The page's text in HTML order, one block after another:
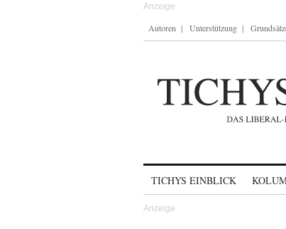
Autoren Unterstützung
TICHYS EINBLICK